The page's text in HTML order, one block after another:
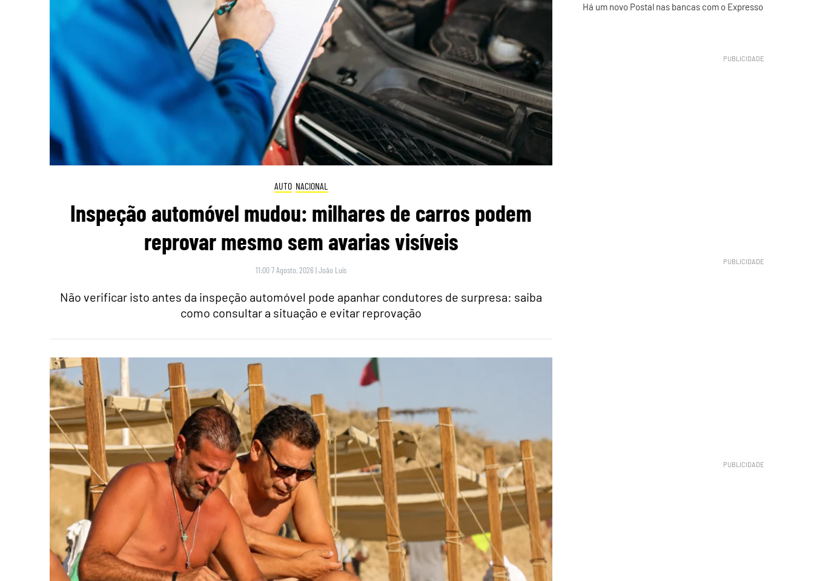
AUTO NACIONAL
Inspeção automóvel mudou: milhares de carros podem
reprovar mesmo sem avarias visíveis
11:00 7 Agosto, 2026 |João Luís
Não verificar isto antes da inspeção automóvel pode apanhar condutores de surpresa: saiba
como consultar a situação e evitar reprovação
Há um novo Postal nas bancas com o Expresso